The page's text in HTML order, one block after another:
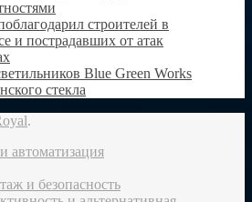
строителей в
и пострадавших от атак
Blue Green Works
стекла
.
автоматизация
и безопасность